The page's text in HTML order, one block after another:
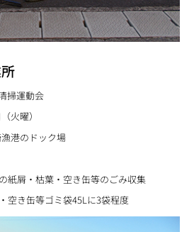
掃運動会
火曜）
港のドック場
紙屑・枯葉・空き缶等のごみ収集
空き缶等ゴミ袋45Lに3袋程度